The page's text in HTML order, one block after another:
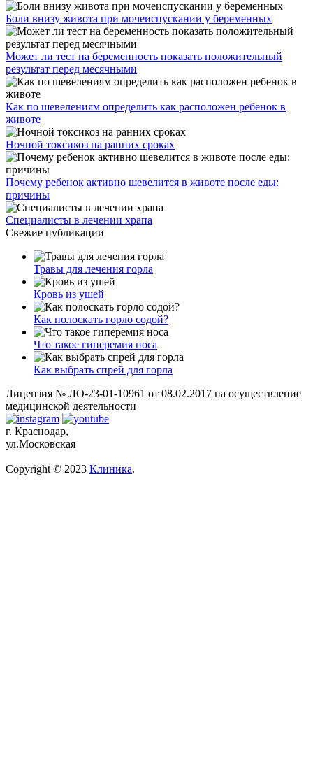
Боли внизу живота при мочеиспускании у беременных
Может ли тест на беременность показать положительный
результат перед месячными
Как по шевелениям определить как расположен ребенок в
животе
Ночной токсикоз на ранних сроках
Почему ребенок активно шевелится в животе после еды:
причины
Специалисты в лечении храпа
Свежие публикации
Травы для лечения горла
Кровь из ушей
Как полоскать горло содой?
Что такое гиперемия носа
Как выбрать спрей для горла
Лицензия № ЛО-23-01-10961 от 08.02.2017 на осуществление
медицинской деятельности
г. Краснодар,
ул.Московская
Copyright © 2023 Клиника.